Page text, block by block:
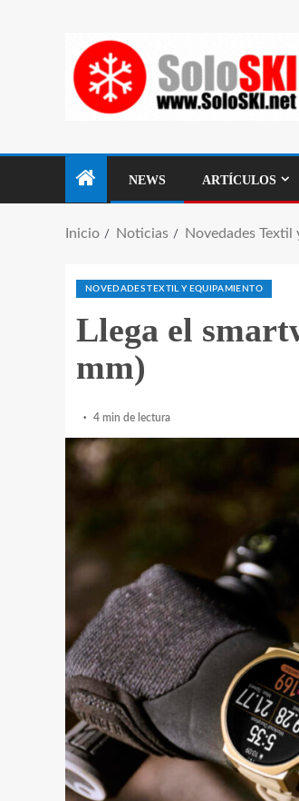
NEWS ARTÍCULOS
Inicio Noticias Novedades
NOVEDADES TEXTIL Y EQUIPAMIENTO
Llega el
mm)
4 min de lectura